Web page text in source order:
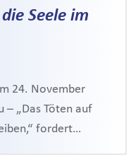
Seele im
24. November
– „Das Töten auf
fordert…